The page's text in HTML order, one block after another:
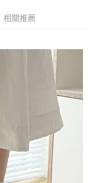
查看運費
查看運費
相關推薦